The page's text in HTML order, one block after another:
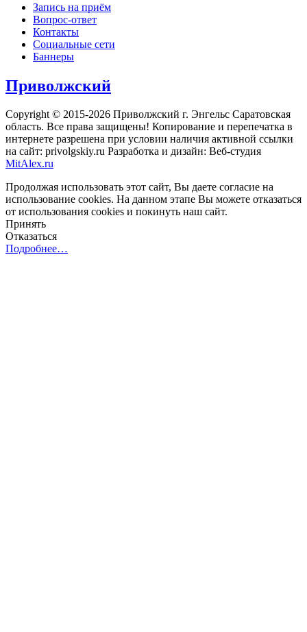
Запись на приём
Вопрос-ответ
Контакты
Социальные сети
Баннеры
Приволжский
Copyright © 2015-2026 Приволжский г. Энгельс Саратовская
область. Все права защищены! Копирование и перепечатка в
интернете разрешена при условии наличия активной ссылки
на сайт: privolgskiy.ru Разработка и дизайн: Веб-студия
MitAlex.ru
Продолжая использовать этот сайт, Вы даете согласие на
использование cookies. На данном этапе Вы можете отказаться
от использования cookies и покинуть наш сайт.
Принять
Отказаться
Подробнее…